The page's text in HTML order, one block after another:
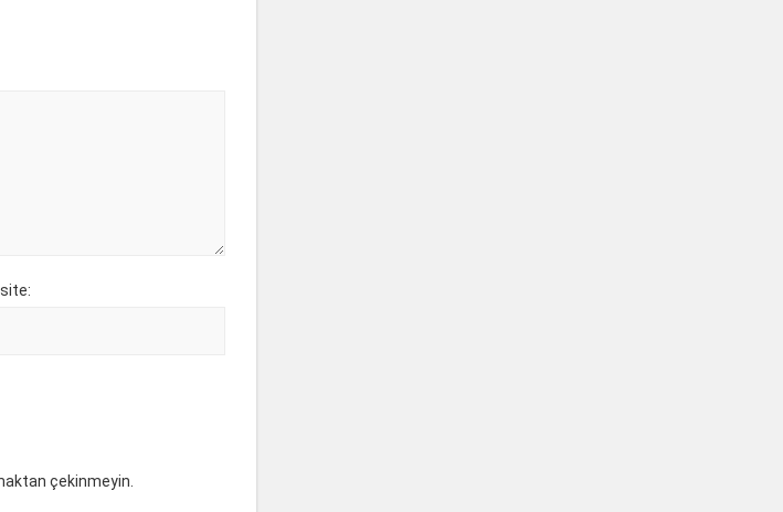
çekinmeyin.